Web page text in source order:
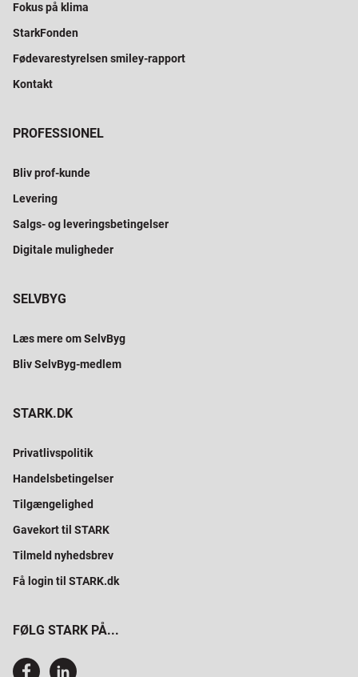
Fokus på klima
StarkFonden
Fødevarestyrelsen smiley-rapport
Kontakt
PROFESSIONEL
Bliv prof-kunde
Levering
Salgs- og leveringsbetingelser
Digitale muligheder
SELVBYG
Læs mere om SelvByg
Bliv SelvByg-medlem
STARK.DK
Privatlivspolitik
Handelsbetingelser
Tilgængelighed
Gavekort til STARK
Tilmeld nyhedsbrev
Få login til STARK.dk
FØLG STARK PÅ...